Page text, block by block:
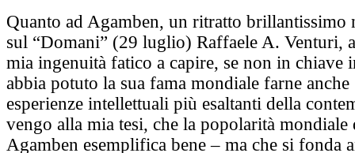
Quanto ad Agamben, un ritratto brillantissimo
sul “Domani” (29 luglio) Raffaele A. Venturi,
mia ingenuità fatico a capire, se non in chiave
abbia potuto la sua fama mondiale farne anche
esperienze intellettuali più esaltanti della
vengo alla mia tesi, che la popolarità
Agamben esemplifica bene – ma che si fonda